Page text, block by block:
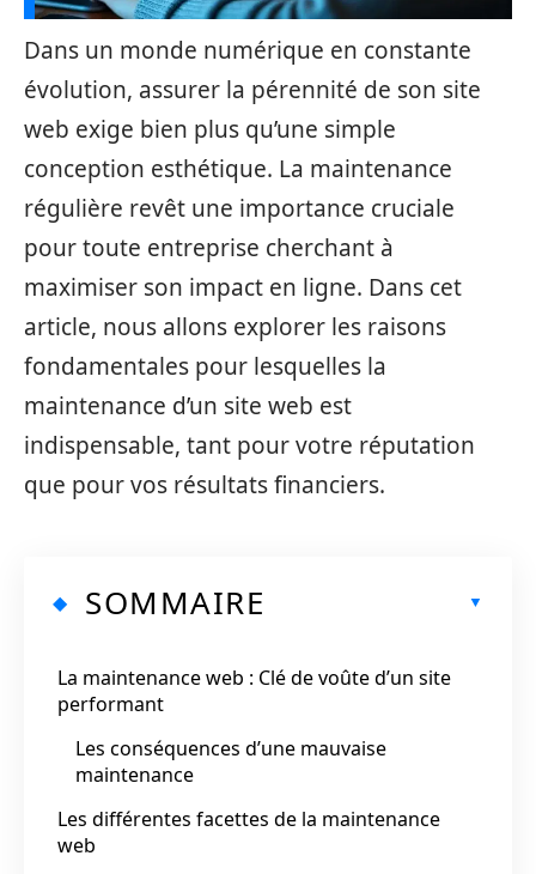
Dans un monde numérique en constante
évolution, assurer la pérennité de son site
web exige bien plus qu’une simple
conception esthétique. La maintenance
régulière revêt une importance cruciale
pour toute entreprise cherchant à
maximiser son impact en ligne. Dans cet
article, nous allons explorer les raisons
fondamentales pour lesquelles la
maintenance d’un site web est
indispensable, tant pour votre réputation
que pour vos résultats financiers.
SOMMAIRE
La maintenance web : Clé de voûte d’un site
performant
Les conséquences d’une mauvaise
maintenance
Les différentes facettes de la maintenance
web